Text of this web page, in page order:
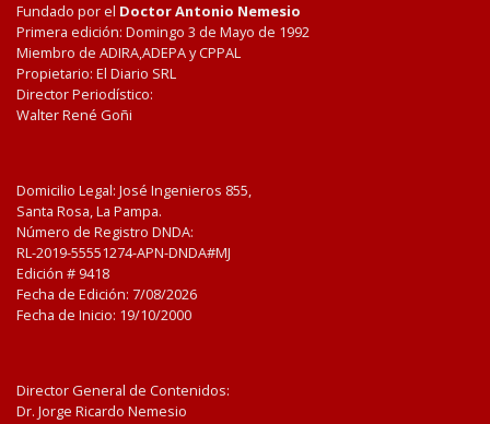
Fundado por el Doctor Antonio Nemesio
Primera edición: Domingo 3 de Mayo de 1992
Miembro de ADIRA,ADEPA y CPPAL
Propietario: El Diario SRL
Director Periodístico:
Walter René Goñi
Domicilio Legal: José Ingenieros 855,
Santa Rosa, La Pampa.
Número de Registro DNDA:
RL-2019-55551274-APN-DNDA#MJ
Edición # 9418
Fecha de Edición: 7/08/2026
Fecha de Inicio: 19/10/2000
Director General de Contenidos:
Dr. Jorge Ricardo Nemesio